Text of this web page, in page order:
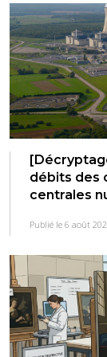
débits des
centrales
Publié le 6 août